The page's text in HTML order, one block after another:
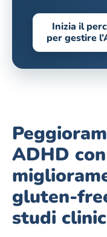
Inizia il
per gestire
ADHD
gluten-
studi